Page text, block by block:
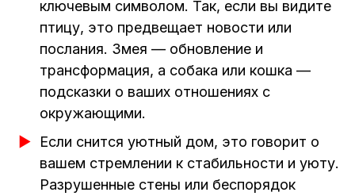
ключевым символом. Так, если вы видите
птицу, это предвещает новости или
послания. Змея — обновление и
трансформация, а собака или кошка —
подсказки о ваших отношениях с
окружающими.
Если снится уютный дом, это говорит о
вашем стремлении к стабильности и уюту.
Разрушенные стены или беспорядок